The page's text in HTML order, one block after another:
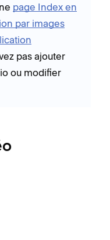
page Index en
par images
pas ajouter
ou modifier